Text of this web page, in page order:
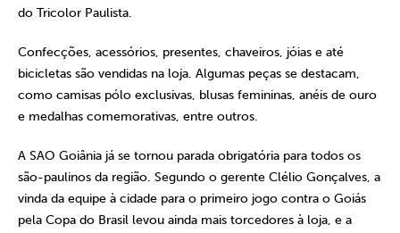
do Tricolor Paulista.
Confecções, acessórios, presentes, chaveiros, jóias e até
bicicletas são vendidas na loja. Algumas peças se destacam,
como camisas pólo exclusivas, blusas femininas, anéis de ouro
e medalhas comemorativas, entre outros.
A SAO Goiânia já se tornou parada obrigatória para todos os
são-paulinos da região. Segundo o gerente Clélio Gonçalves, a
vinda da equipe à cidade para o primeiro jogo contra o Goiás
pela Copa do Brasil levou ainda mais torcedores à loja, e a